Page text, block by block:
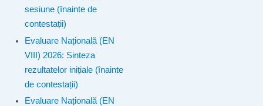
sesiune (înainte de
contestații)
Evaluare Națională (EN
VIII) 2026: Sinteza
rezultatelor inițiale (înainte
de contestații)
Evaluare Națională (EN